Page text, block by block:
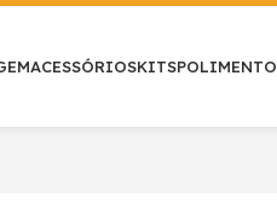
ACESSÓRIOSKITSPOLIMENTO